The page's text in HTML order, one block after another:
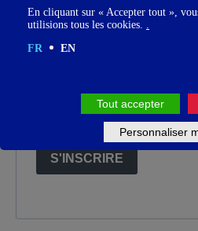
S'INSCRIRE
En cliquant sur « Accepter tout »,
utilisions tous les cookies.
FR
EN
Tout accepter
Personnaliser